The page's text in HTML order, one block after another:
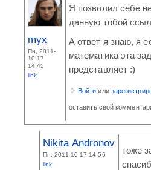
myx
Пн, 2011-
10-17
14:45
link
Я позволил себе
данную тобой
А ответ я знаю, я
математика эта
представляет :)
Войти или
оставить свой
Nikita Andronov
Пн, 2011-10-17 14:56
link
тоже